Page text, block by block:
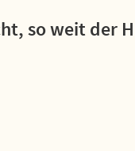
so weit der